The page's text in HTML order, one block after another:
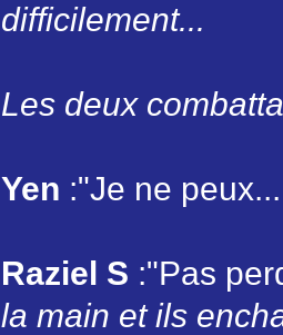
difficilement...
Les deux
Yen :"Je ne
Raziel S :"Pas
la main et ils